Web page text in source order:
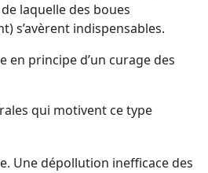
laquelle des boues
s’avèrent indispensables.
en principe d’un curage des
qui motivent ce type
Une dépollution inefficace des